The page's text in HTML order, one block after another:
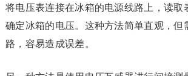
将电压表连接在冰箱的电源线路上，读取
确定冰箱的电压。这种方法简单直观，但
路，容易造成误差。